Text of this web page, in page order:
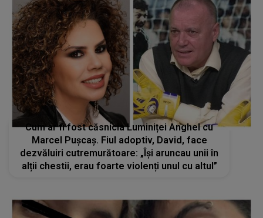
Cum ar fi fost căsnicia Luminiței Anghel cu
Marcel Pușcaș. Fiul adoptiv, David, face
dezvăluiri cutremurătoare: „Își aruncau unii în
alții chestii, erau foarte violenți unul cu altul”